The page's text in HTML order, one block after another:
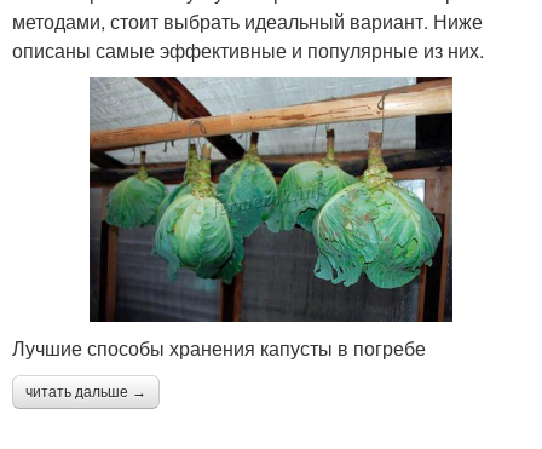
методами, стоит выбрать идеальный вариант. Ниже
описаны самые эффективные и популярные из них.
Лучшие способы хранения капусты в погребе
читать дальше →